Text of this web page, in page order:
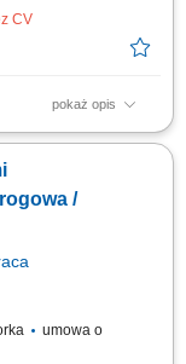
CV
pokaż opis
Prawem
Koordynacja pracy
Optymalizacja
/
umowa o